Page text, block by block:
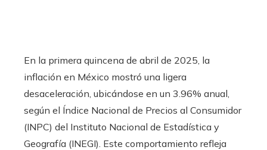
En la primera quincena de abril de 2025, la
inflación en México mostró una ligera
desaceleración, ubicándose en un 3.96% anual,
según el Índice Nacional de Precios al Consumidor
(INPC) del Instituto Nacional de Estadística y
Geografía (INEGI). Este comportamiento refleja